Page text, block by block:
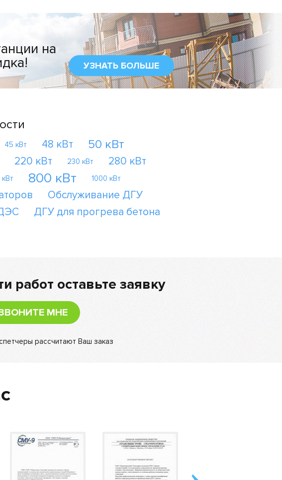
на
УЗНАТЬ БОЛЬШЕ
45 кВт 48 кВт 50 кВт
220 кВт 230 кВт 280 кВт
800 кВт 1000 кВт
Обслуживание ДГУ
ДГУ для прогрева бетона
работ оставьте заявку
МНЕ
рассчитают Ваш заказ